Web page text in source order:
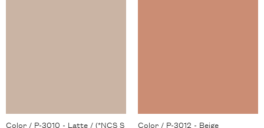
Color / P-3010 - Latte / (*NCS S Color / P-3012 - Beige